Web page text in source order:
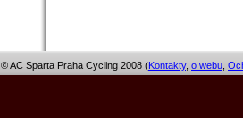
© AC Sparta Praha Cycling 2008 (Kontakty, o webu